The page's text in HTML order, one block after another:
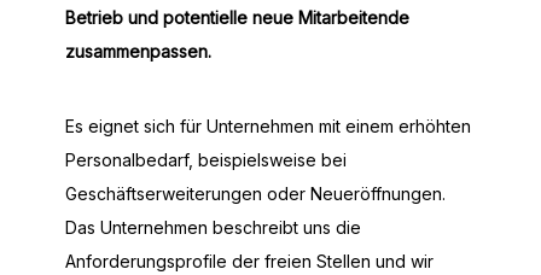
Betrieb und potentielle neue Mitarbeitende
zusammenpassen.
Es eignet sich für Unternehmen mit einem erhöhten
Personalbedarf, beispielsweise bei
Geschäftserweiterungen oder Neueröffnungen.
Das Unternehmen beschreibt uns die
Anforderungsprofile der freien Stellen und wir